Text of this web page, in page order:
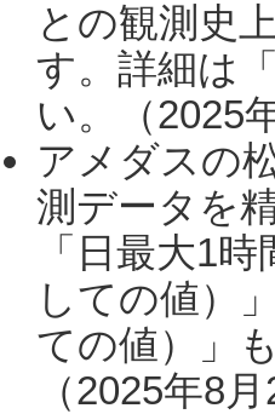
との観測史
す。詳細は「
い。（2025
アメダスの
測データを
「日最大1
しての値）
ての値）」
（2025年8月